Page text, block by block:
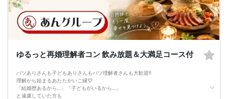
ドリンクメニュー・フード類については店舗により若干変更する場合がありま
す。
※お申し込み後、即時でお客様のお席を確保しています。
規定のキャンセルポリシーが適用されます。ご確認の上、お申込み願います。
男女調整・お席の確保等を行っております運営都合上、ご理解をお願いします。
中止タイミング 2時間前迄にご連絡します。
本イベントは貴重な同世代との出会いの場です。
上記同意了承の上お申し込みいただいたとみなします。
イベント当日、イベントの進行をスムーズにする為、スタッフの指示に従ってく
ださい。
ゆるっと再婚理解者コン 飲み放題＆大満足コース付
バツありさんも子どもありさんもバツ理解者さんも大歓迎‼
理解から始まるあたたかいご縁♡
「結婚歴あるから…」「子どもがいるから…」
と遠慮していた方も